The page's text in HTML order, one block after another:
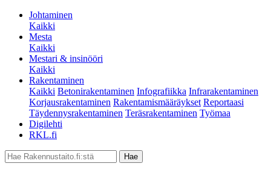
Johtaminen
Kaikki
Mesta
Kaikki
Mestari & insinööri
Kaikki
Rakentaminen
Kaikki Betonirakentaminen Infografiikka Infrarakentaminen
Korjausrakentaminen Rakentamismääräykset Reportaasi
Täydennysrakentaminen Teräsrakentaminen Työmaa
Digilehti
RKL.fi